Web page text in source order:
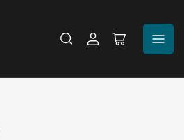
Se
Ouvrir